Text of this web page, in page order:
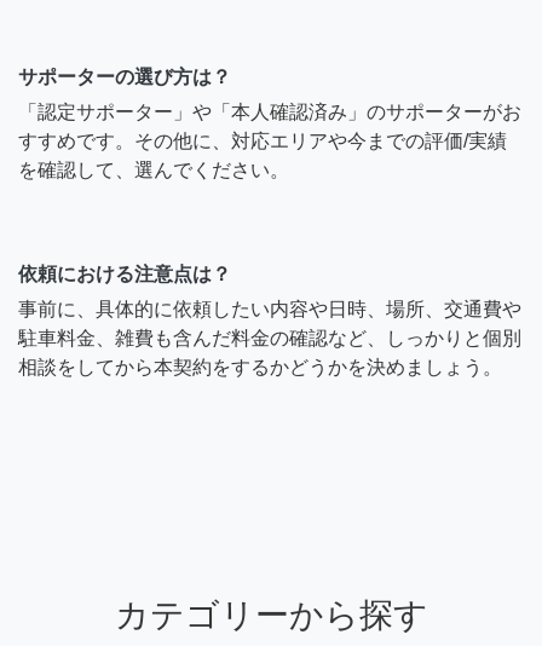
サポーターの選び方は？
「認定サポーター」や「本人確認済み」のサポーターがお
すすめです。その他に、対応エリアや今までの評価/実績
を確認して、選んでください。
依頼における注意点は？
事前に、具体的に依頼したい内容や日時、場所、交通費や
駐車料金、雑費も含んだ料金の確認など、しっかりと個別
相談をしてから本契約をするかどうかを決めましょう。
カテゴリーから探す